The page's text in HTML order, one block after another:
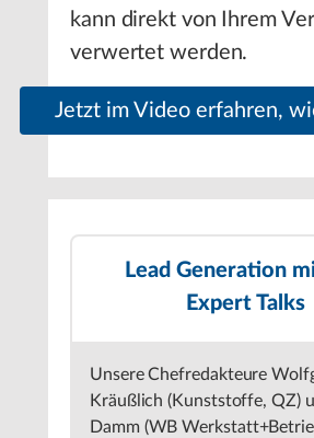
kann direkt von Ihrem
verwertet werden.
Jetzt im Video erfahren,
Lead Generation
Expert Talks
Unsere Chefredakteure
Kräußlich (Kunststoffe, QZ)
Damm (WB